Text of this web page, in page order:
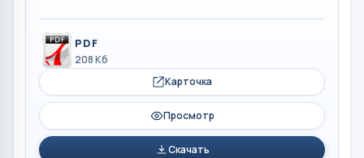
PDF
208 Кб
Карточка
Просмотр
Скачать